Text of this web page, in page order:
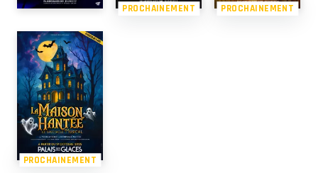
PROCHAINEMENT PROCHAINEMENT
PROCHAINEMENT